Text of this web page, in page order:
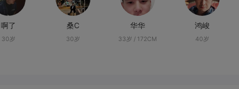
啊了
30岁
桑C
30岁
华华
33岁 / 172CM
鸿峻
40岁